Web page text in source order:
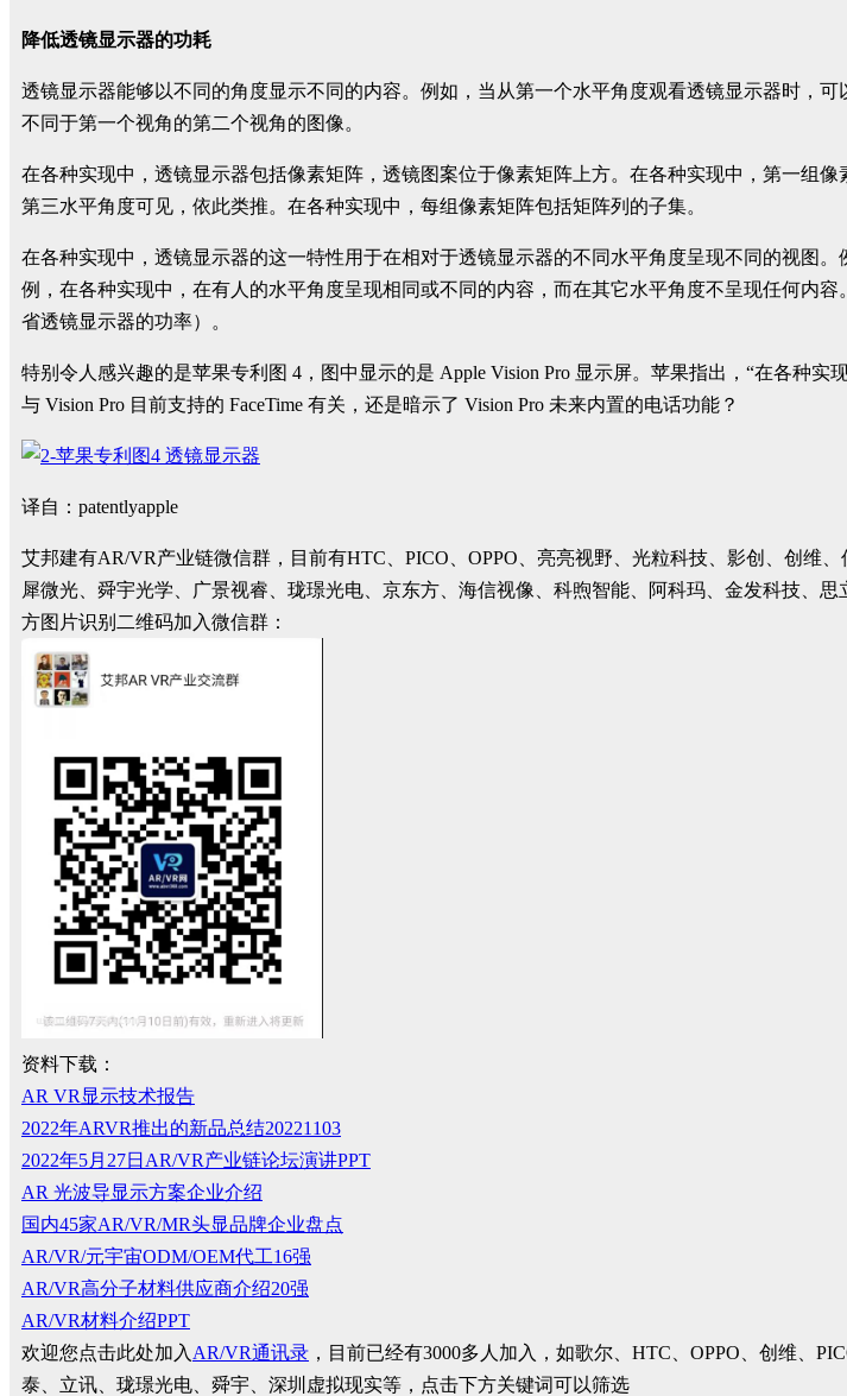
降低透镜显示器的功耗
透镜显示器能够以不同的角度显示不同的内容。例如，当从第一个水平角度观看透镜显示器时，
不同于第一个视角的第二个视角的图像。
在各种实现中，透镜显示器包括像素矩阵，透镜图案位于像素矩阵上方。在各种实现中，第一组
第三水平角度可见，依此类推。在各种实现中，每组像素矩阵包括矩阵列的子集。
在各种实现中，透镜显示器的这一特性用于在相对于透镜显示器的不同水平角度呈现不同的视图
例，在各种实现中，在有人的水平角度呈现相同或不同的内容，而在其它水平角度不呈现任何内
省透镜显示器的功率）。
特别令人感兴趣的是苹果专利图 4，图中显示的是 Apple Vision Pro 显示屏。苹果指出，“在各种实
与 Vision Pro 目前支持的 FaceTime 有关，还是暗示了 Vision Pro 未来内置的电话功能？
译自：patentlyapple
艾邦建有AR/VR产业链微信群，目前有HTC、PICO、OPPO、亮亮视野、光粒科技、影创、创维
犀微光、舜宇光学、广景视睿、珑璟光电、京东方、海信视像、科煦智能、阿科玛、金发科技、
方图片识别二维码加入微信群：
资料下载：
AR VR显示技术报告
2022年ARVR推出的新品总结20221103
2022年5月27日AR/VR产业链论坛演讲PPT
AR 光波导显示方案企业介绍
国内45家AR/VR/MR头显品牌企业盘点
AR/VR/元宇宙ODM/OEM代工16强
AR/VR高分子材料供应商介绍20强
AR/VR材料介绍PPT
欢迎您点击此处加入 AR/VR通讯录 ，目前已经有3000多人加入，如歌尔、HTC、OPPO、创维、
泰、立讯、珑璟光电、舜宇、深圳虚拟现实等，点击下方关键词可以筛选